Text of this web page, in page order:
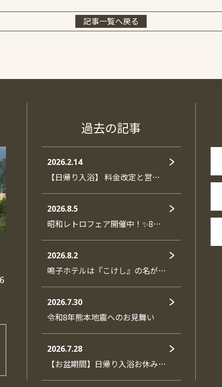
記事一覧へ戻る
過去の記事
2026.2.14
【日帰り入浴】 料金改定と営…
2026.8.5
昭和レトロフェア開催中！✨8…
2026.8.2
鳴子ホテルは『こけし』の名が…
2026.7.30
令和8年熊本地震へのお見舞い
2026.7.28
【お盆期間】日帰り入浴お休み…